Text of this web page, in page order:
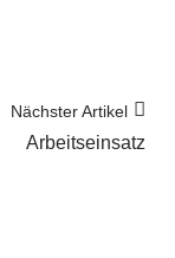
Nächster Artikel
Arbeitseinsatz